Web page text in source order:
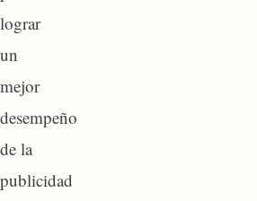
lograr
un
mejor
desempeño
de la
publicidad